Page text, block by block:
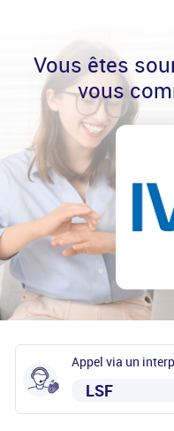
Vous êtes
vous
Appel via un
LSF